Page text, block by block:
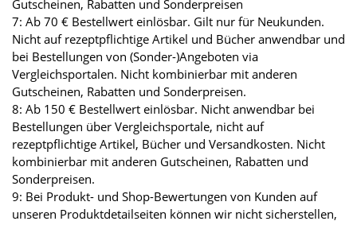
Gutscheinen, Rabatten und Sonderpreisen
7: Ab 70 € Bestellwert einlösbar. Gilt nur für Neukunden.
Nicht auf rezeptpflichtige Artikel und Bücher anwendbar und
bei Bestellungen von (Sonder-)Angeboten via
Vergleichsportalen. Nicht kombinierbar mit anderen
Gutscheinen, Rabatten und Sonderpreisen.
8: Ab 150 € Bestellwert einlösbar. Nicht anwendbar bei
Bestellungen über Vergleichsportale, nicht auf
rezeptpflichtige Artikel, Bücher und Versandkosten. Nicht
kombinierbar mit anderen Gutscheinen, Rabatten und
Sonderpreisen.
9: Bei Produkt- und Shop-Bewertungen von Kunden auf
unseren Produktdetailseiten können wir nicht sicherstellen,